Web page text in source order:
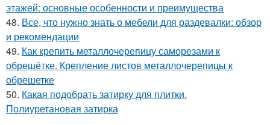
этажей: основные особенности и преимущества
48. Все, что нужно знать о мебели для раздевалки: обзор
и рекомендации
49. Как крепить металлочерепицу саморезами к
обрешётке. Крепление листов металлочерепицы к
обрешетке
50. Какая подобрать затирку для плитки.
Полиуретановая затирка